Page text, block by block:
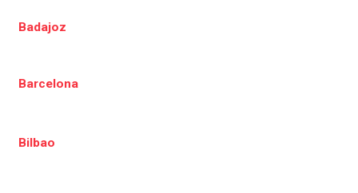
Badajoz
Barcelona
Bilbao